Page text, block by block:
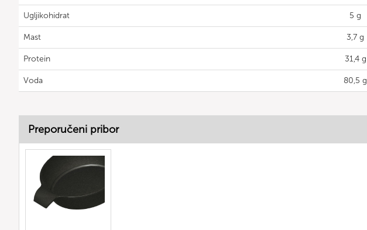
Ugljikohidrat 5 g
Mast 3,7 g
Protein 31,4 g
Voda 80,5 g
Preporučeni pribor